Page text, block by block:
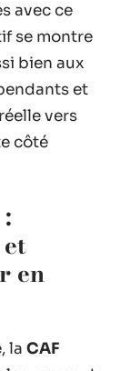
avec ce
se montre
bien aux
et
vers
côté
en
la CAF